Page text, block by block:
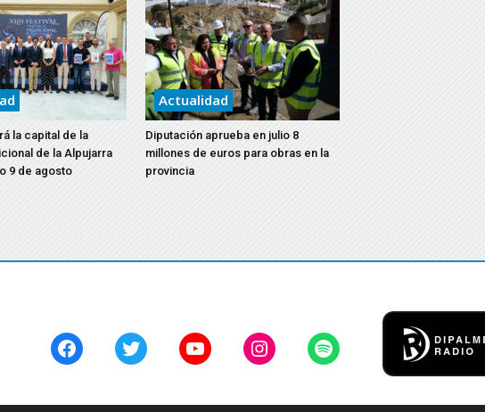
la capital de la
de la Alpujarra
9 de agosto
Actualidad
Diputación aprueba en julio 8
millones de euros para obras en la
provincia
FacebookTwitterYouTubeInstagramSpotify